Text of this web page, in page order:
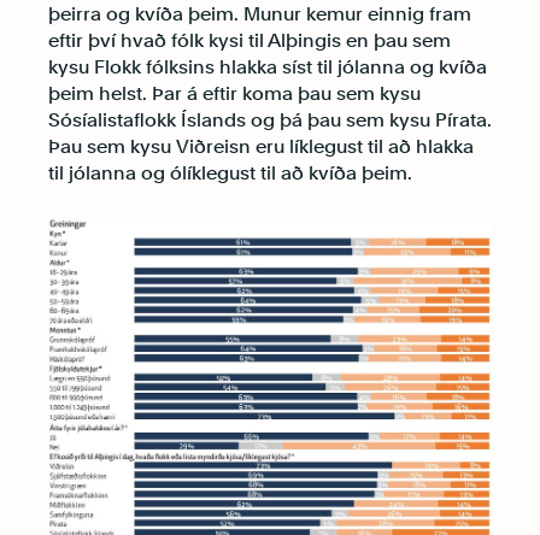
þeirra og kvíða þeim. Munur kemur einnig fram
eftir því hvað fólk kysi til Alþingis en þau sem
kysu Flokk fólksins hlakka síst til jólanna og kvíða
þeim helst. Þar á eftir koma þau sem kysu
Sósíalistaflokk Íslands og þá þau sem kysu Pírata.
Þau sem kysu Viðreisn eru líklegust til að hlakka
til jólanna og ólíklegust til að kvíða þeim.